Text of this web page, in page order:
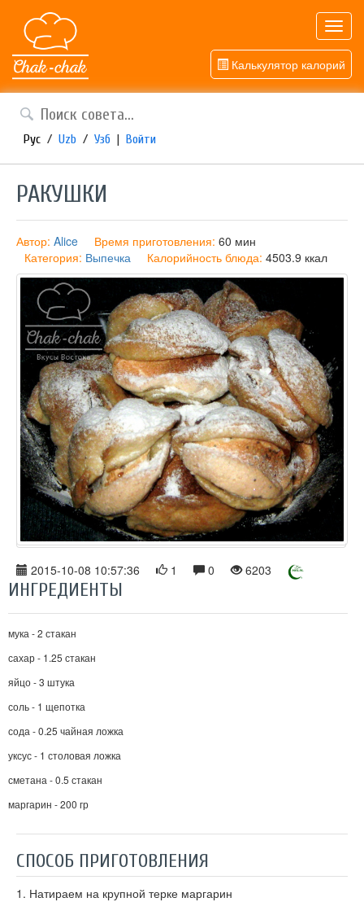
Калькулятор калорий
Рус / Uzb / Узб | Войти
РАКУШКИ
Автор: Alice Время приготовления: 60 мин
Категория: Выпечка Калорийность блюда: 4503.9 ккал
2015-10-08 10:57:36 1 0 6203
ИНГРЕДИЕНТЫ
мука - 2 стакан
сахар - 1.25 стакан
яйцо - 3 штука
соль - 1 щепотка
сода - 0.25 чайная ложка
уксус - 1 столовая ложка
сметана - 0.5 стакан
маргарин - 200 гр
СПОСОБ ПРИГОТОВЛЕНИЯ
1. Натираем на крупной терке маргарин